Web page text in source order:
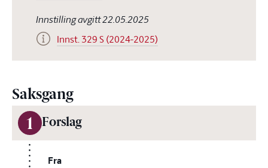
Innstilling avgitt 22.05.2025
Innst. 329 S (2024-2025)
Saksgang
1 Forslag
Fra